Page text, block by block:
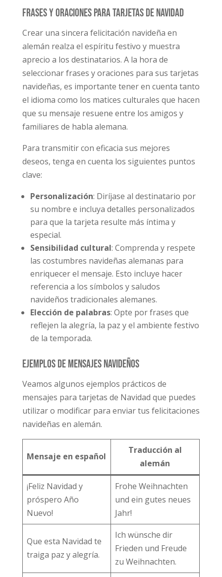
Frases y oraciones para tarjetas de Navidad
Crear una sincera felicitación navideña en
alemán realza el espíritu festivo y muestra
aprecio a los destinatarios. A la hora de
seleccionar frases y oraciones para sus tarjetas
navideñas, es importante tener en cuenta tanto
el idioma como los matices culturales que hacen
que su mensaje resuene entre los amigos y
familiares de habla alemana.
Para transmitir con eficacia sus mejores
deseos, tenga en cuenta los siguientes puntos
clave:
Personalización: Diríjase al destinatario por
su nombre e incluya detalles personalizados
para que la tarjeta resulte más íntima y
especial.
Sensibilidad cultural: Comprenda y respete
las costumbres navideñas alemanas para
enriquecer el mensaje. Esto incluye hacer
referencia a los símbolos y saludos
navideños tradicionales alemanes.
Elección de palabras: Opte por frases que
reflejen la alegría, la paz y el ambiente festivo
de la temporada.
Ejemplos de mensajes navideños
Veamos algunos ejemplos prácticos de
mensajes para tarjetas de Navidad que puedes
utilizar o modificar para enviar tus felicitaciones
navideñas en alemán.
Mensaje en español
Traducción al
alemán
¡Feliz Navidad y
próspero Año
Nuevo!
Frohe Weihnachten
und ein gutes neues
Jahr!
Que esta Navidad te
traiga paz y alegría.
Ich wünsche dir
Frieden und Freude
zu Weihnachten.